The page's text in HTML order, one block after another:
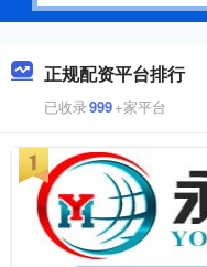
正规配资平台排行
已收录999+家平台